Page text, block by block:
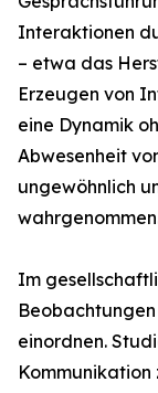
Interaktionen
– etwa das
Erzeugen von
eine Dynamik
Abwesenheit
ungewöhnlich
Im
einordnen.
Kommunikation